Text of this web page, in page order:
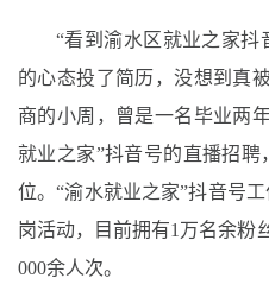
“看到渝水区就业之家抖
的心态投了简历，没想到真
商的小周，曾是一名毕业两
就业之家”抖音号的直播招
位。“渝水就业之家”抖音号
岗活动，目前拥有1万名余粉
000余人次。